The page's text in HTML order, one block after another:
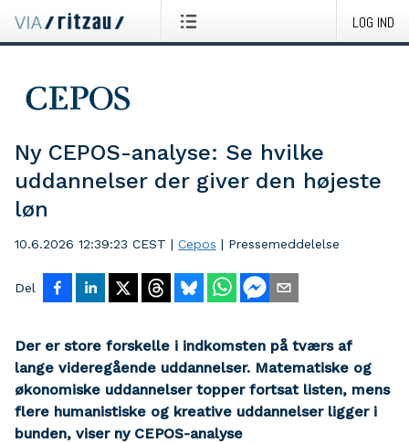
LOG IND
Ny CEPOS-analyse: Se hvilke
uddannelser der giver den højeste
løn
10.6.2026 12:39:23 CEST | Cepos | Pressemeddelelse
Del
Der er store forskelle i indkomsten på tværs af
lange videregående uddannelser. Matematiske og
økonomiske uddannelser topper fortsat listen, mens
flere humanistiske og kreative uddannelser ligger i
bunden, viser ny CEPOS-analyse